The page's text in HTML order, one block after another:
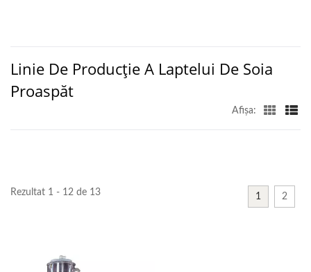
Linie De Producție A Laptelui De Soia
Proaspăt
Afişa:
Rezultat 1 - 12 de 13 1 2